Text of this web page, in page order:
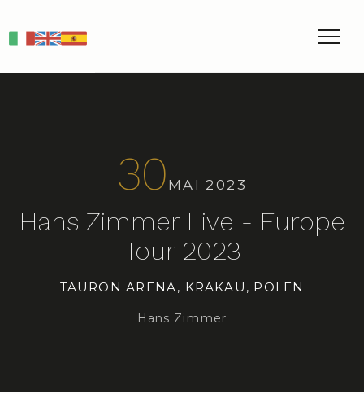
EN ES
30 MAI 2023
Hans Zimmer Live - Europe
Tour 2023
TAURON ARENA, KRAKAU, POLEN
Hans Zimmer